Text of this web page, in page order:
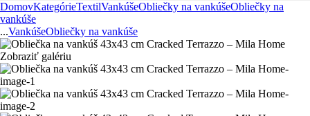
DomovKategórieTextilVankúšeObliečky na vankúšeObliečky na
vankúše
...VankúšeObliečky na vankúše
Zobraziť galériu